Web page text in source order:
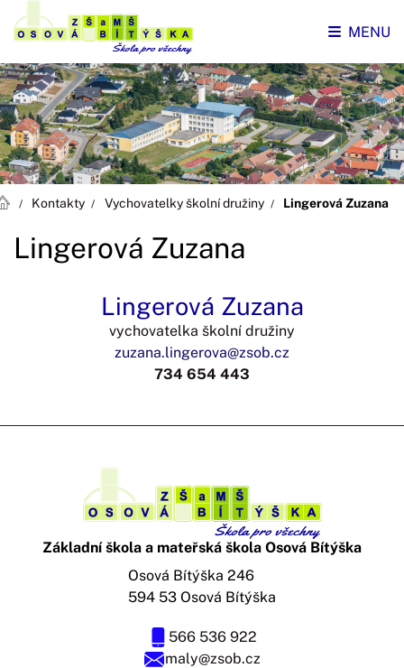
MENU
Kontakty Vychovatelky školní družiny Lingerová Zuzana
Lingerová Zuzana
Lingerová Zuzana
vychovatelka školní družiny
zuzana.lingerova@zsob.cz
734 654 443
Základní škola a mateřská škola Osová Bítýška
maly@zsob.cz
566 536 922
Osová Bítýška 246
594 53 Osová Bítýška